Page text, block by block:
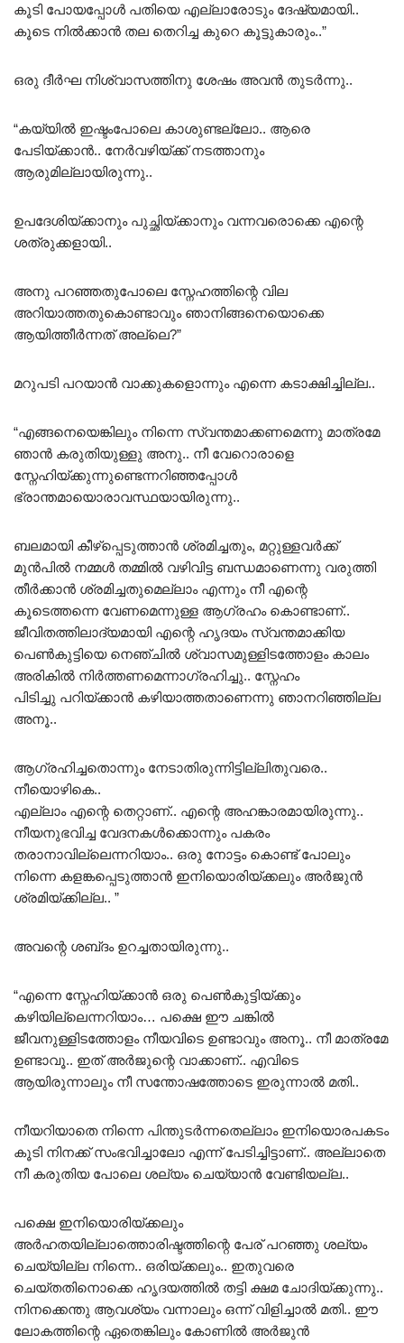
കൂടി പോയപ്പോൾ പതിയെ എല്ലാരോടും ദേഷ്യമായി..
കൂടെ നിൽക്കാൻ തല തെറിച്ച കുറെ കൂട്ടുകാരും..”
ഒരു ദീർഘ നിശ്വാസത്തിനു ശേഷം അവൻ തുടർന്നു..
“കയ്യിൽ ഇഷ്ടംപോലെ കാശുണ്ടല്ലോ.. ആരെ
പേടിയ്ക്കാൻ.. നേർവഴിയ്ക്ക് നടത്താനും
ആരുമില്ലായിരുന്നു..
ഉപദേശിയ്ക്കാനും പുച്ഛിയ്ക്കാനും വന്നവരൊക്കെ എന്റെ
ശത്രുക്കളായി..
അനു പറഞ്ഞതുപോലെ സ്നേഹത്തിന്റെ വില
അറിയാത്തതുകൊണ്ടാവും ഞാനിങ്ങനെയൊക്കെ
ആയിത്തീർന്നത് അല്ലെ?”
മറുപടി പറയാൻ വാക്കുകളൊന്നും എന്നെ കടാക്ഷിച്ചില്ല..
“എങ്ങനെയെങ്കിലും നിന്നെ സ്വന്തമാക്കണമെന്നു മാത്രമേ
ഞാൻ കരുതിയുള്ളു അനു.. നീ വേറൊരാളെ
സ്നേഹിയ്ക്കുന്നുണ്ടെന്നറിഞ്ഞപ്പോൾ
ഭ്രാന്തമായൊരാവസ്ഥയായിരുന്നു..
ബലമായി കീഴ്പ്പെടുത്താൻ ശ്രമിച്ചതും, മറ്റുള്ളവർക്ക്
മുൻപിൽ നമ്മൾ തമ്മിൽ വഴിവിട്ട ബന്ധമാണെന്നു വരുത്തി
തീർക്കാൻ ശ്രമിച്ചതുമെല്ലാം എന്നും നീ എന്റെ
കൂടെത്തന്നെ വേണമെന്നുള്ള ആഗ്രഹം കൊണ്ടാണ്..
ജീവിതത്തിലാദ്യമായി എന്റെ ഹൃദയം സ്വന്തമാക്കിയ
പെൺകുട്ടിയെ നെഞ്ചിൽ ശ്വാസമുള്ളിടത്തോളം കാലം
അരികിൽ നിർത്തണമെന്നാഗ്രഹിച്ചു.. സ്നേഹം
പിടിച്ചു പറിയ്ക്കാൻ കഴിയാത്തതാണെന്നു ഞാനറിഞ്ഞില്ല
അനൂ..
ആഗ്രഹിച്ചതൊന്നും നേടാതിരുന്നിട്ടില്ലിതുവരെ..
നീയൊഴികെ..
എല്ലാം എന്റെ തെറ്റാണ്.. എന്റെ അഹങ്കാരമായിരുന്നു..
നീയനുഭവിച്ച വേദനകൾക്കൊന്നും പകരം
തരാനാവില്ലെന്നറിയാം.. ഒരു നോട്ടം കൊണ്ട് പോലും
നിന്നെ കളങ്കപ്പെടുത്താൻ ഇനിയൊരിയ്ക്കലും അർജുൻ
ശ്രമിയ്ക്കില്ല.. ”
അവന്റെ ശബ്‌ദം ഉറച്ചതായിരുന്നു..
“എന്നെ സ്നേഹിയ്ക്കാൻ ഒരു പെൺകുട്ടിയ്ക്കും
കഴിയില്ലെന്നറിയാം… പക്ഷെ ഈ ചങ്കിൽ
ജീവനുള്ളിടത്തോളം നീയവിടെ ഉണ്ടാവും അനൂ.. നീ മാത്രമേ
ഉണ്ടാവൂ.. ഇത് അർജുന്റെ വാക്കാണ്.. എവിടെ
ആയിരുന്നാലും നീ സന്തോഷത്തോടെ ഇരുന്നാൽ മതി..
നീയറിയാതെ നിന്നെ പിന്തുടർന്നതെല്ലാം ഇനിയൊരപകടം
കൂടി നിനക്ക് സംഭവിച്ചാലോ എന്ന് പേടിച്ചിട്ടാണ്.. അല്ലാതെ
നീ കരുതിയ പോലെ ശല്യം ചെയ്യാൻ വേണ്ടിയല്ല..
പക്ഷെ ഇനിയൊരിയ്ക്കലും
അർഹതയില്ലാത്തൊരിഷ്ടത്തിന്റെ പേര് പറഞ്ഞു ശല്യം
ചെയ്യില്ല നിന്നെ.. ഒരിയ്ക്കലും.. ഇതുവരെ
ചെയ്തതിനൊക്കെ ഹൃദയത്തിൽ തട്ടി ക്ഷമ ചോദിയ്ക്കുന്നു..
നിനക്കെന്തു ആവശ്യം വന്നാലും ഒന്ന് വിളിച്ചാൽ മതി.. ഈ
ലോകത്തിന്റെ ഏതെങ്കിലും കോണിൽ അർജുൻ